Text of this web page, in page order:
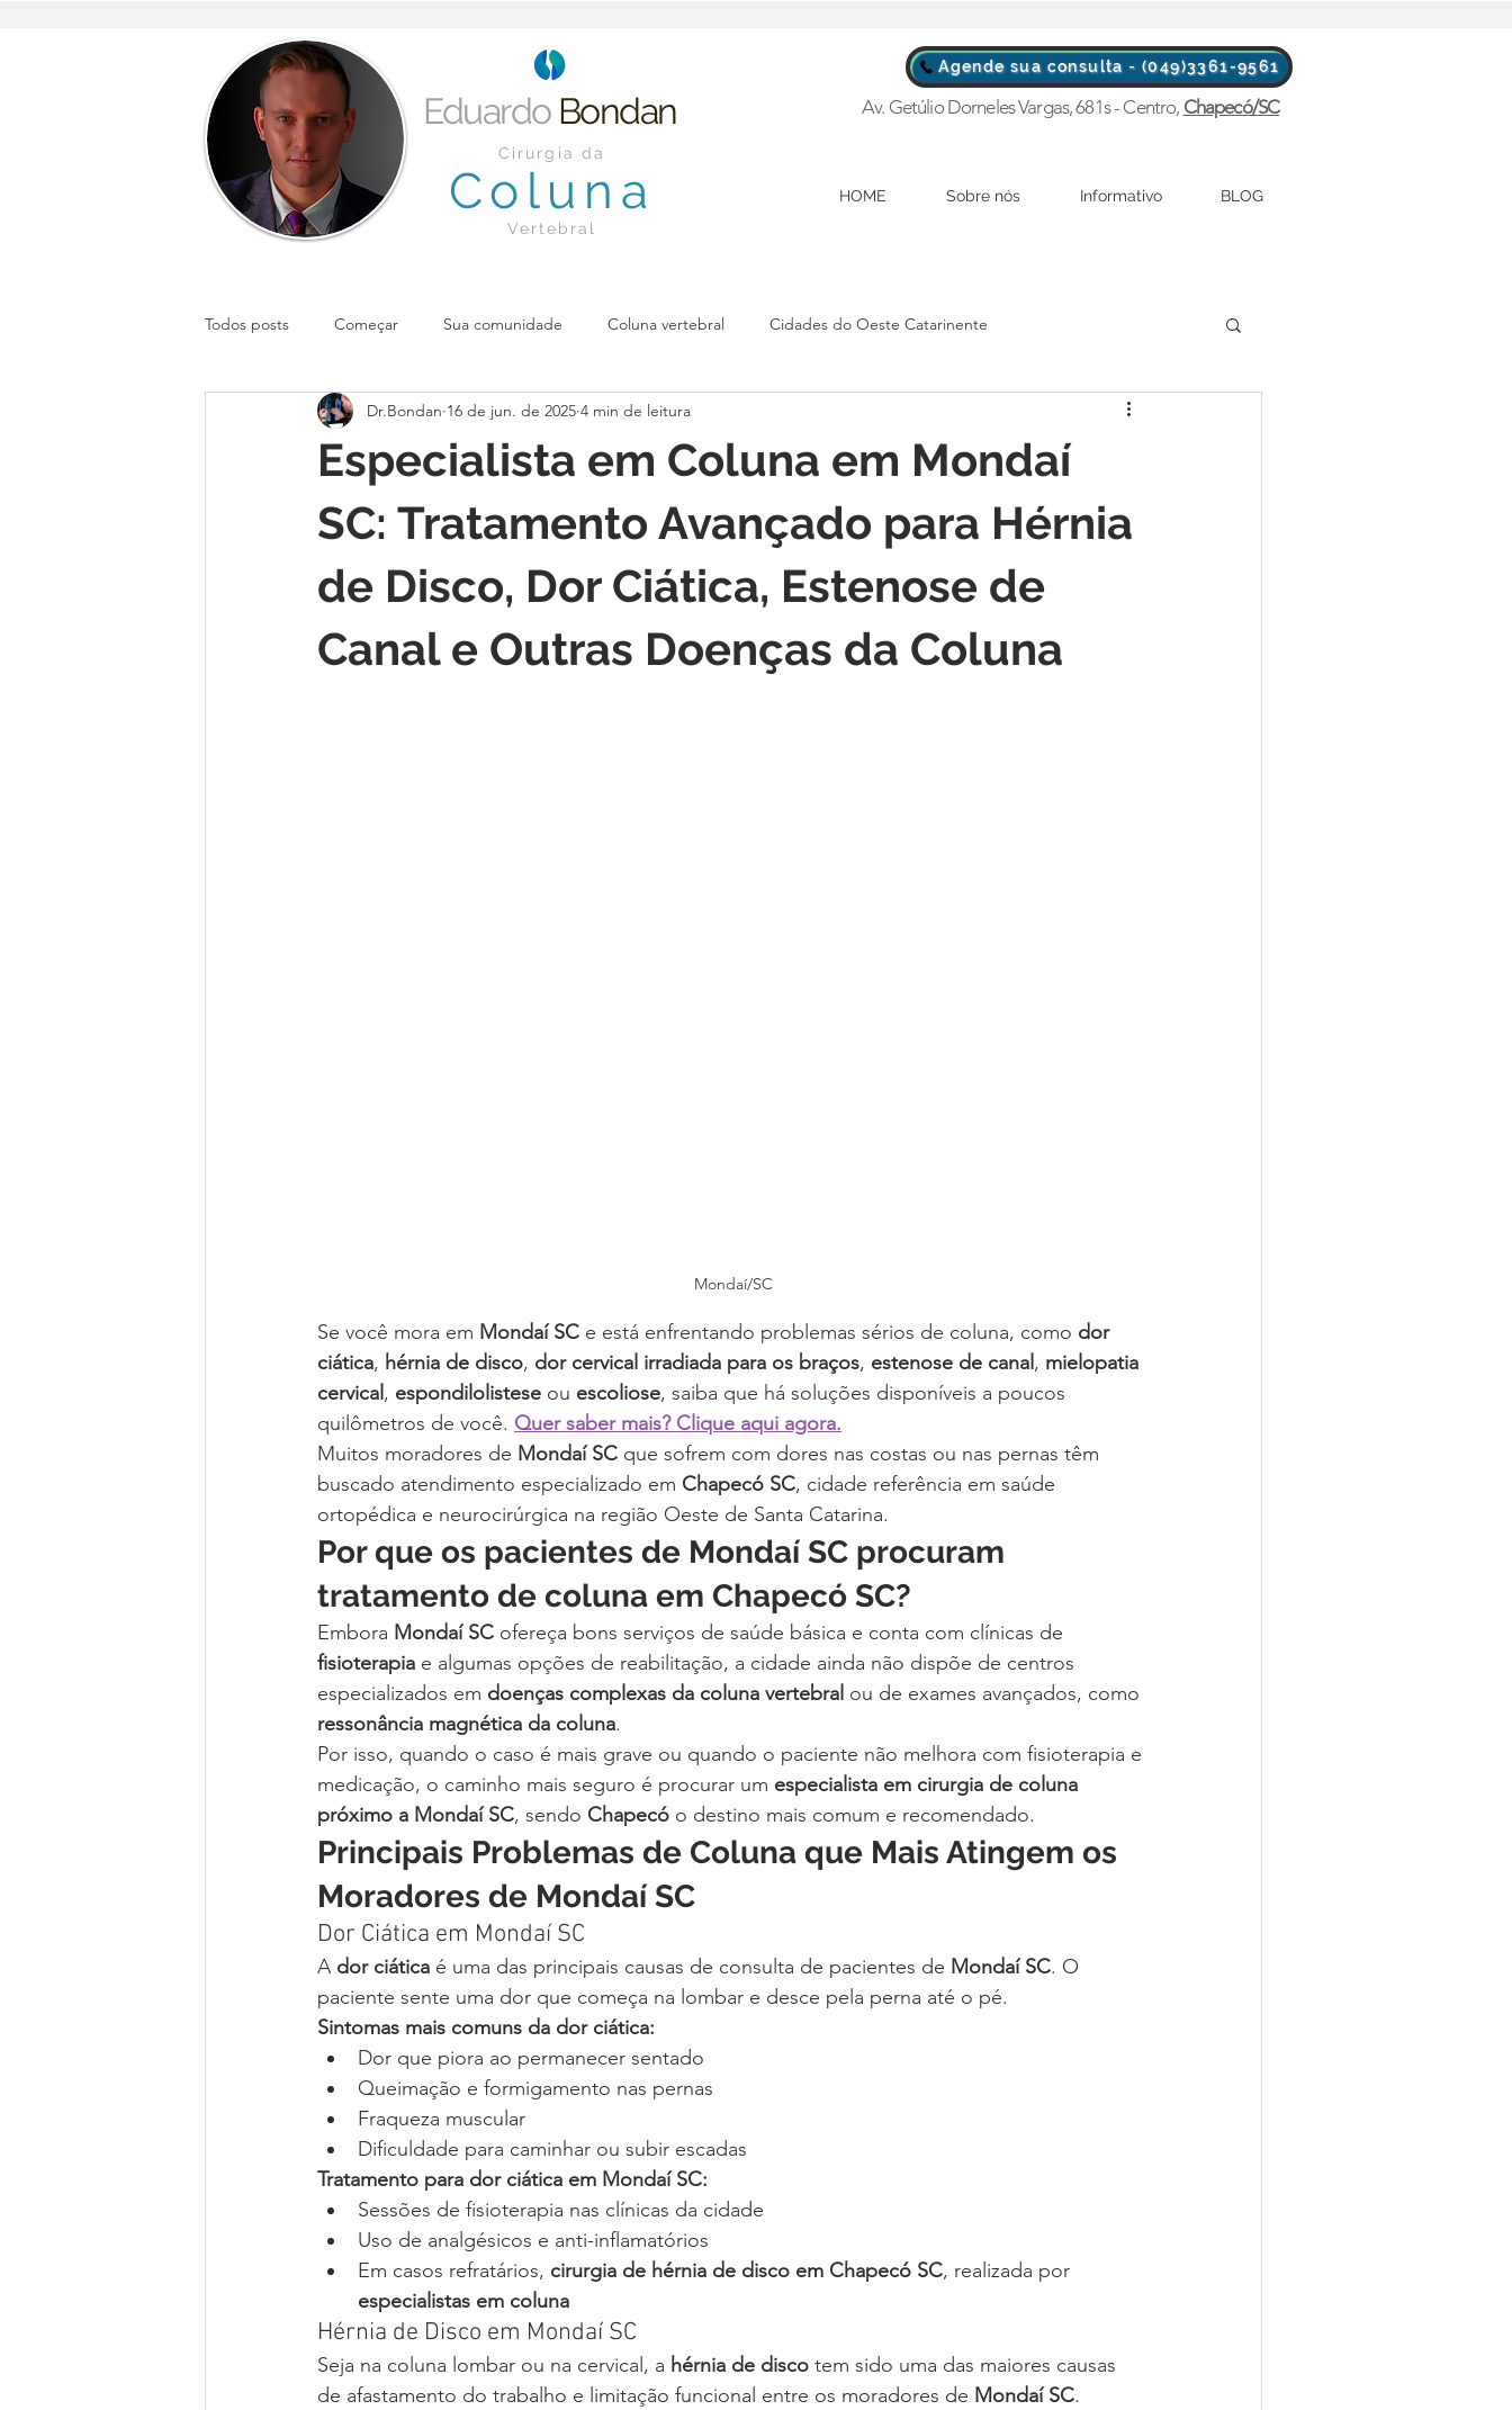
Eduardo Bondan
Cirurgia da
Coluna
Vertebral
Agende sua consulta - (049)3361-9561
Av. Getúlio Dorneles Vargas, 681s - Centro, Chapecó/SC
HOME Sobre nós Informativo BLOG
Todos posts Começar Sua comunidade Coluna vertebral Cidades do Oeste Catarinente
Especialista em Coluna em Mondaí
SC: Tratamento Avançado para Hérnia
de Disco, Dor Ciática, Estenose de
Canal e Outras Doenças da Coluna
Dr.Bondan 16 de jun. de 2025 4 min de leitura
Mondaí/SC
Se você mora em Mondaí SC e está enfrentando problemas sérios de coluna, como dor
ciática, hérnia de disco, dor cervical irradiada para os braços, estenose de canal, mielopatia
cervical, espondilolistese ou escoliose, saiba que há soluções disponíveis a poucos
quilômetros de você. Quer saber mais? Clique aqui agora.
Muitos moradores de Mondaí SC que sofrem com dores nas costas ou nas pernas têm
buscado atendimento especializado em Chapecó SC, cidade referência em saúde
ortopédica e neurocirúrgica na região Oeste de Santa Catarina.
Por que os pacientes de Mondaí SC procuram
tratamento de coluna em Chapecó SC?
Embora Mondaí SC ofereça bons serviços de saúde básica e conta com clínicas de
fisioterapia e algumas opções de reabilitação, a cidade ainda não dispõe de centros
especializados em doenças complexas da coluna vertebral ou de exames avançados, como
ressonância magnética da coluna.
Por isso, quando o caso é mais grave ou quando o paciente não melhora com fisioterapia e
medicação, o caminho mais seguro é procurar um especialista em cirurgia de coluna
próximo a Mondaí SC, sendo Chapecó o destino mais comum e recomendado.
Principais Problemas de Coluna que Mais Atingem os
Moradores de Mondaí SC
Dor Ciática em Mondaí SC
A dor ciática é uma das principais causas de consulta de pacientes de Mondaí SC. O
paciente sente uma dor que começa na lombar e desce pela perna até o pé.
Sintomas mais comuns da dor ciática:
Dor que piora ao permanecer sentado
Queimação e formigamento nas pernas
Fraqueza muscular
Dificuldade para caminhar ou subir escadas
Tratamento para dor ciática em Mondaí SC:
Sessões de fisioterapia nas clínicas da cidade
Uso de analgésicos e anti-inflamatórios
Em casos refratários, cirurgia de hérnia de disco em Chapecó SC, realizada por
especialistas em coluna
Hérnia de Disco em Mondaí SC
Seja na coluna lombar ou na cervical, a hérnia de disco tem sido uma das maiores causas
de afastamento do trabalho e limitação funcional entre os moradores de Mondaí SC.